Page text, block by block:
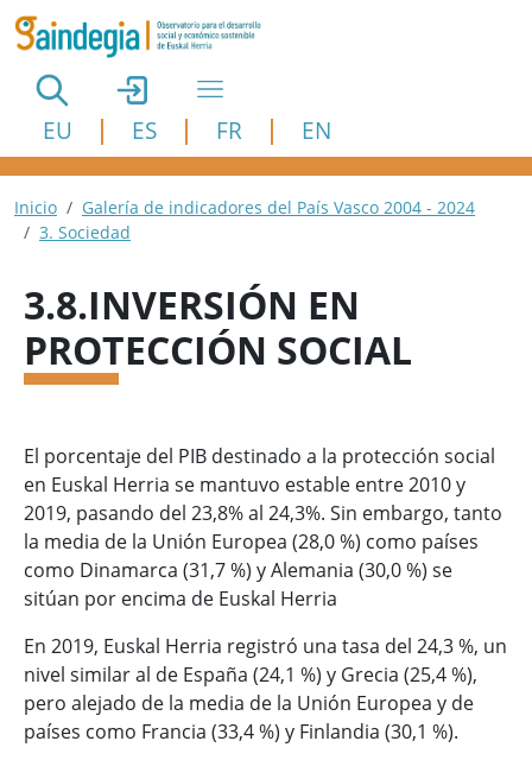
Pasar al contenido principal
EU ES FR EN
Ruta de navegación
Inicio
Galería de indicadores del País Vasco 2004 - 2024
3. Sociedad
3.8.INVERSIÓN EN
PROTECCIÓN SOCIAL
El porcentaje del PIB destinado a la protección social
en Euskal Herria se mantuvo estable entre 2010 y
2019, pasando del 23,8% al 24,3%. Sin embargo, tanto
la media de la Unión Europea (28,0 %) como países
como Dinamarca (31,7 %) y Alemania (30,0 %) se
sitúan por encima de Euskal Herria
En 2019, Euskal Herria registró una tasa del 24,3 %, un
nivel similar al de España (24,1 %) y Grecia (25,4 %),
pero alejado de la media de la Unión Europea y de
países como Francia (33,4 %) y Finlandia (30,1 %).